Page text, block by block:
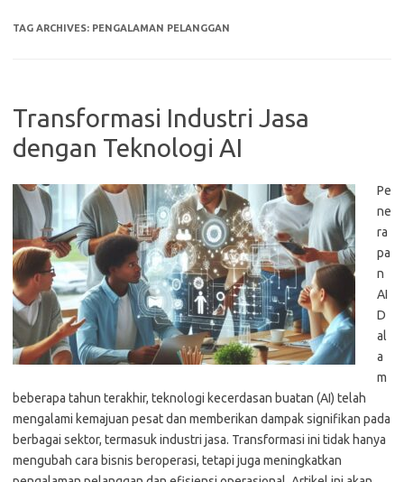
TAG ARCHIVES: PENGALAMAN PELANGGAN
Transformasi Industri Jasa
dengan Teknologi AI
Pe
ne
ra
pa
n
AI
D
al
a
m
beberapa tahun terakhir, teknologi kecerdasan buatan (AI) telah
mengalami kemajuan pesat dan memberikan dampak signifikan pada
berbagai sektor, termasuk industri jasa. Transformasi ini tidak hanya
mengubah cara bisnis beroperasi, tetapi juga meningkatkan